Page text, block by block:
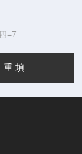
=7